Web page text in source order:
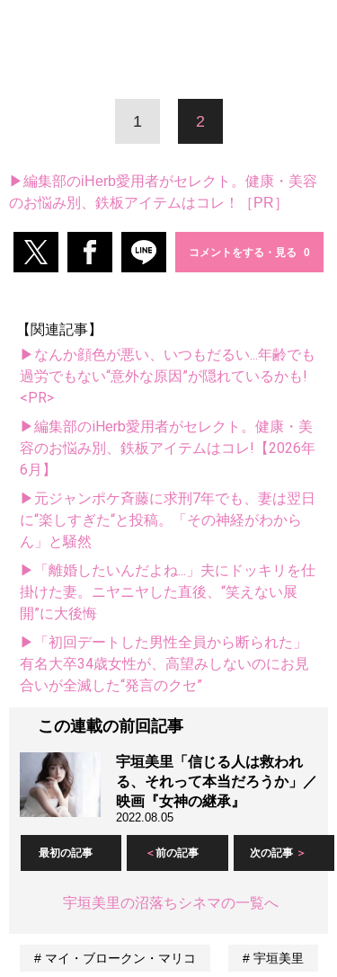
1 2
▶編集部のiHerb愛用者がセレクト。健康・美容
のお悩み別、鉄板アイテムはコレ！［PR］
コメントをする・見る
【関連記事】
▶なんか顔色が悪い、いつもだるい...年齢でも
過労でもない“意外な原因”が隠れているかも!
<PR>
▶編集部のiHerb愛用者がセレクト。健康・美
容のお悩み別、鉄板アイテムはコレ!【2026年
6月】
▶元ジャンポケ斉藤に求刑7年でも、妻は翌日
に“楽しすぎた“と投稿。「その神経がわから
ん」と騒然
▶「離婚したいんだよね...」夫にドッキリを仕
掛けた妻。ニヤニヤした直後、“笑えない展
開”に大後悔
▶「初回デートした男性全員から断られた」
有名大卒34歳女性が、高望みしないのにお見
合いが全滅した“発言のクセ”
この連載の前回記事
宇垣美里「信じる人は救われ
る、それって本当だろうか」／
映画『女神の継承』
2022.08.05
最初の記事 前の記事 次の記事
宇垣美里の沼落ちシネマの一覧へ
マイ・ブロークン・マリコ 宇垣美里